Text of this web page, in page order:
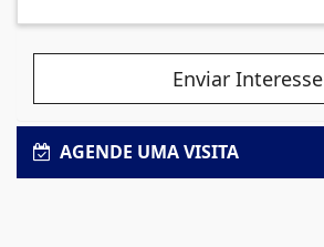
Enviar Interesse
AGENDE UMA VISITA